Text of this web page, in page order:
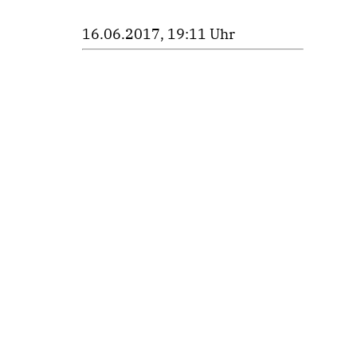
16.06.2017, 19:11 Uhr